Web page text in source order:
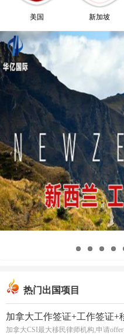
美国 新加坡
热门出国项目
加拿大工作签证+工作签证+
加拿大CSI最大移民律师机构,申请